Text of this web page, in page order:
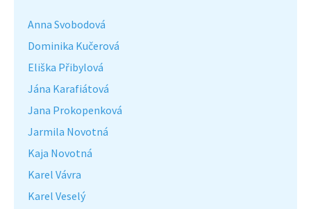
Anna Svobodová
Dominika Kučerová
Eliška Přibylová
Jána Karafiátová
Jana Prokopenková
Jarmila Novotná
Kaja Novotná
Karel Vávra
Karel Veselý